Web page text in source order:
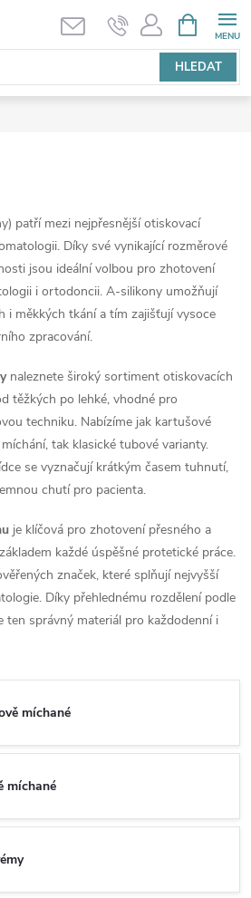
HLEDAT
NÁKUPNÍ
KOŠÍK
patří mezi nejpřesnější otiskovací
Díky své vynikající rozměrové
jsou ideální volbou pro zhotovení
i ortodoncii. A-silikony umožňují
i měkkých tkání a tím zajišťují vysoce
zpracování.
naleznete široký sortiment otiskovacích
těžkých po lehké, vhodné pro
techniku. Nabízíme jak kartušové
tak klasické tubové varianty.
se vyznačují krátkým časem tuhnutí,
chutí pro pacienta.
je klíčová pro zhotovení přesného a
každé úspěšné protetické práce.
značek, které splňují nejvyšší
Díky přehlednému rozdělení podle
ten správný materiál pro každodenní i
míchané
míchané